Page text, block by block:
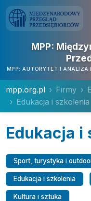
MPP:
MPP: AUTORYTET I
mpp.org.pl Firmy
Edukacja i szkolenia
Edukacja i
Sport, turystyka i
Edukacja i szkolenia
Kultura i sztuka